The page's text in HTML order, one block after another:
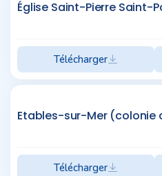
Église Saint-Pierre Saint-
Télécharger
Etables-sur-Mer (colonie
Télécharger